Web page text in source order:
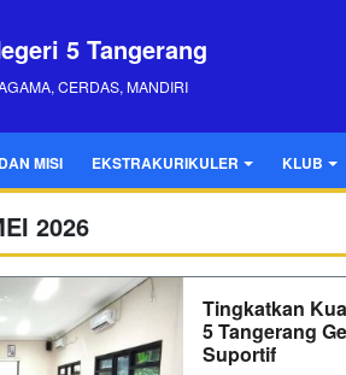
5 Tangerang
CERDAS, MANDIRI
MISI EKSTRAKURIKULER KLUB
2026
Tingkatkan
5 Tangerang
Suportif